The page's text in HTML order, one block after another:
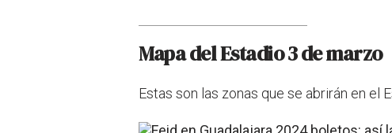
Mapa del Estadio 3 de marzo
Estas son las zonas que se abrirán en el